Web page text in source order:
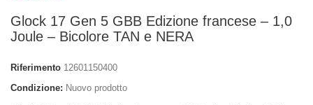
Glock 17 Gen 5 GBB Edizione francese – 1,0
Joule – Bicolore TAN e NERA
Riferimento 12601150400
Condizione: Nuovo prodotto